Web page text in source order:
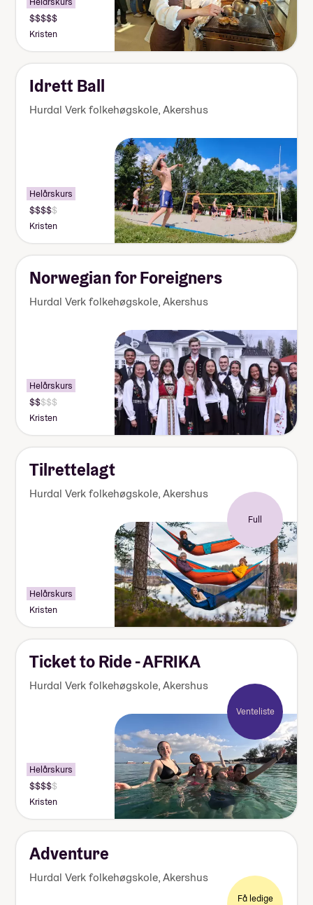
Pris:
000
kr
Kristen
Idrett Ball
Hurdal Verk folkehøgskole,Akershus
Helårskurs
Pris:
155
170
000
Kristen
Norwegian for Foreigners
Hurdal Verk folkehøgskole,Akershus
Helårskurs
Pris:
125
140
000
kr
Kristen
Tilrettelagt
Hurdal Verk folkehøgskole,Akershus
Full
Helårskurs
Kristen
Ticket to Ride - AFRIKA
Hurdal Verk folkehøgskole,Akershus
Venteliste
Helårskurs
Pris:
155
170
000
Kristen
Adventure
Hurdal Verk folkehøgskole,Akershus
Få ledige